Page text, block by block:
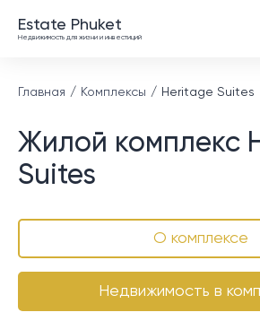
Estate Phuket
Недвижимость для жизни и инвестиций
Главная Комплексы Heritage Suites
Жилой комплекс
Suites
О комплексе
Недвижимость в